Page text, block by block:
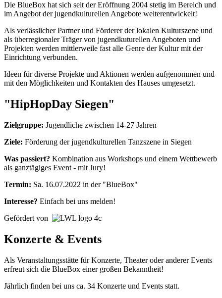
Die BlueBox hat sich seit der Eröffnung 2004 stetig im Bereich und
im Angebot der jugendkulturellen Angebote weiterentwickelt!
Als verlässlicher Partner und Förderer der lokalen Kulturszene und
als überregionaler Träger von jugendkuturellen Angeboten und
Projekten werden mittlerweile fast alle Genre der Kultur mit der
Einrichtung verbunden.
Ideen für diverse Projekte und Aktionen werden aufgenommen und
mit den Möglichkeiten und Kontakten des Hauses umgesetzt.
"HipHopDay Siegen"
Zielgruppe: Jugendliche zwischen 14-27 Jahren
Ziele: Förderung der jugendkulturellen Tanzszene in Siegen
Was passiert? Kombination aus Workshops und einem Wettbewerb
als ganztägiges Event - mit Jury!
Termin: Sa. 16.07.2022 in der "BlueBox"
Interesse? Einfach bei uns melden!
Gefördert von
Konzerte & Events
Als Veranstaltungsstätte für Konzerte, Theater oder anderer Events
erfreut sich die BlueBox einer großen Bekanntheit!
Jährlich finden bei uns ca. 34 Konzerte und Events statt.